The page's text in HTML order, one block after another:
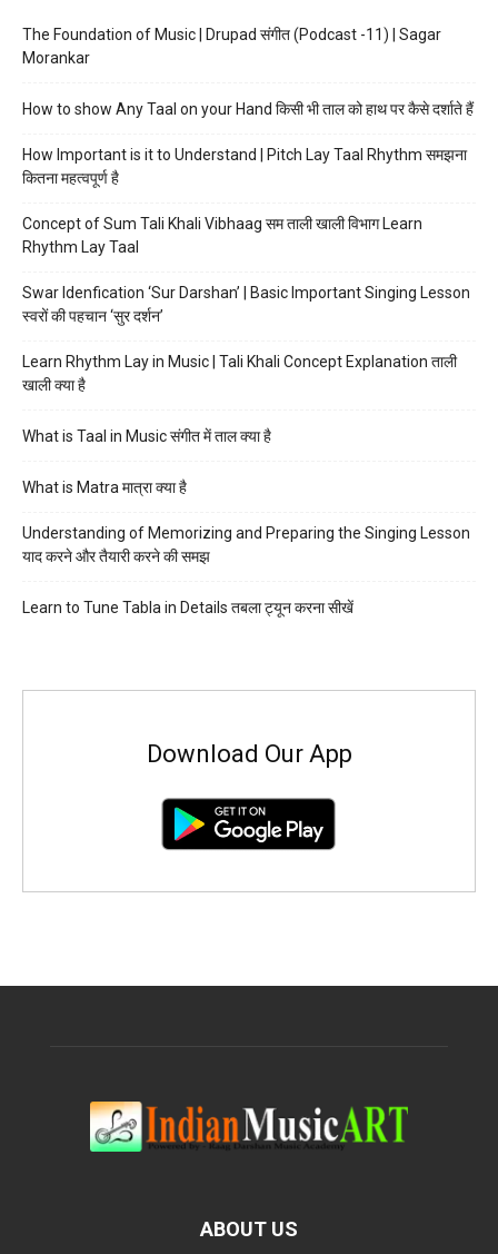
The Foundation of Music | Drupad संगीत (Podcast -11) | Sagar
Morankar
How to show Any Taal on your Hand किसी भी ताल को हाथ पर कैसे दर्शाते हैं
How Important is it to Understand | Pitch Lay Taal Rhythm समझना
कितना महत्वपूर्ण है
Concept of Sum Tali Khali Vibhaag सम ताली खाली विभाग Learn
Rhythm Lay Taal
Swar Idenfication ‘Sur Darshan’ | Basic Important Singing Lesson
स्वरों की पहचान ‘सुर दर्शन’
Learn Rhythm Lay in Music | Tali Khali Concept Explanation ताली
खाली क्या है
What is Taal in Music संगीत में ताल क्या है
What is Matra मात्रा क्या है
Understanding of Memorizing and Preparing the Singing Lesson
याद करने और तैयारी करने की समझ
Learn to Tune Tabla in Details तबला ट्यून करना सीखें
Download Our App
ABOUT US